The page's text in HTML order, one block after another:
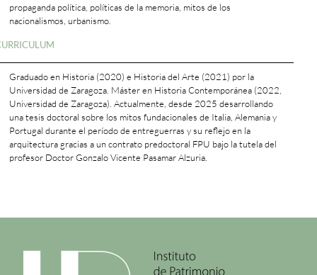
propaganda política, políticas de la memoria, mitos de los
nacionalismos, urbanismo.
Graduado en Historia (2020) e Historia del Arte (2021) por la
Universidad de Zaragoza. Máster en Historia Contemporánea (2022,
Universidad de Zaragoza). Actualmente, desde 2025 desarrollando
una tesis doctoral sobre los mitos fundacionales de Italia, Alemania y
Portugal durante el período de entreguerras y su reflejo en la
arquitectura gracias a un contrato predoctoral FPU bajo la tutela del
profesor Doctor Gonzalo Vicente Pasamar Alzuria.